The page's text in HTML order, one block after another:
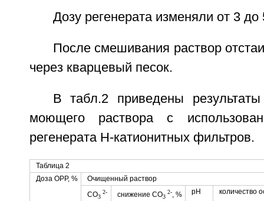
Дозу регенерата изменяли от 3 до
После смешивания раствор
через кварцевый песок.
В табл.2 приведены
моющего раствора с
регенерата Н-катионитных фильтров.
Таблица 2
Доза ОРР, %
Очищенный раствор
СО3
2- снижение СО3
2-, % рН количество